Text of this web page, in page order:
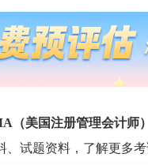
（美国注册管理会计师
、试题资料 ，了解更多